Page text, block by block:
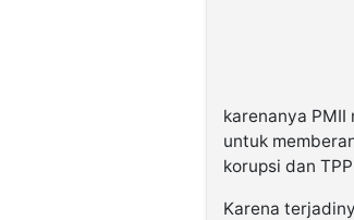
karenanya
untuk
korupsi dan
Karena